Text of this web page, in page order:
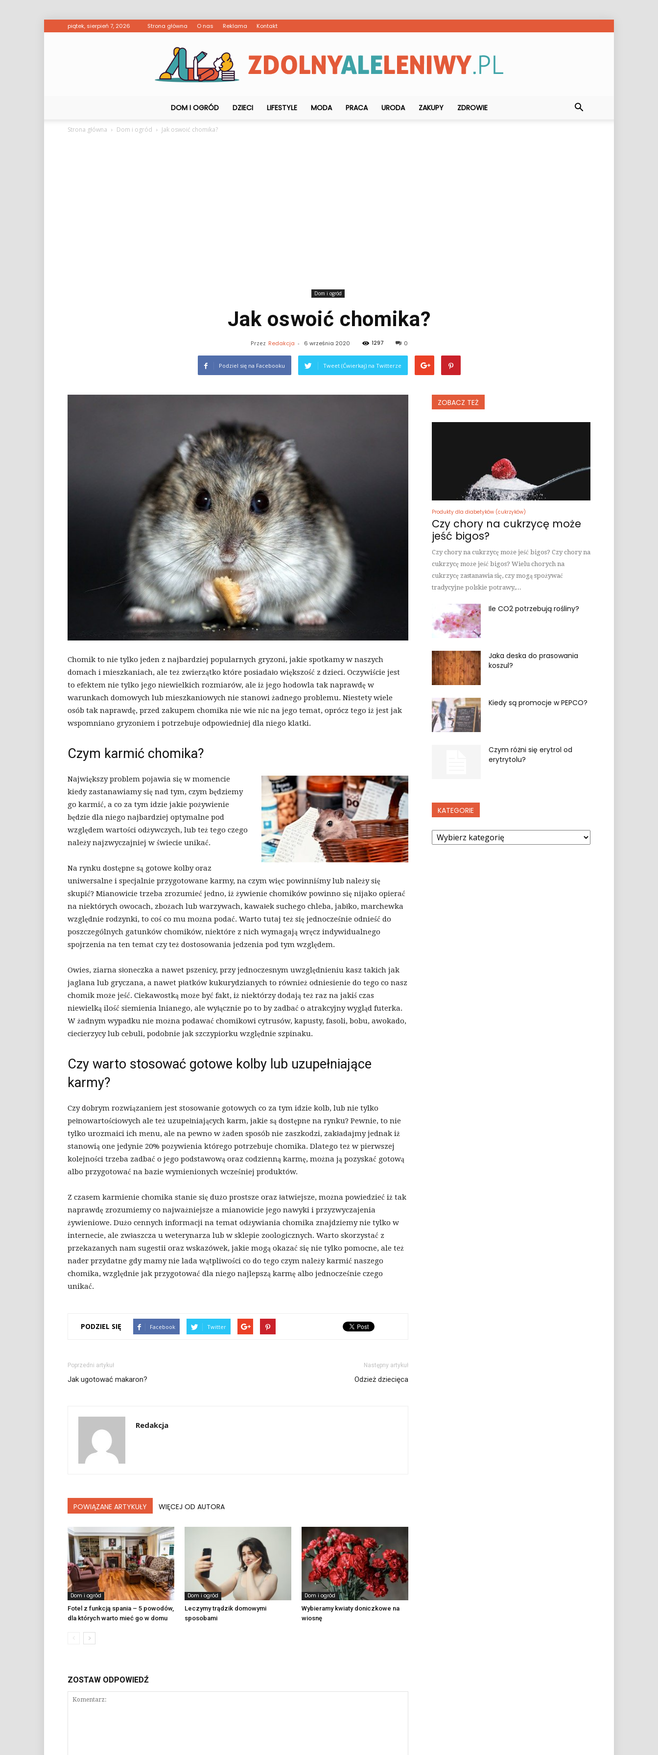
piątek, sierpień 7, 2026 Strona główna O nas Reklama Kontakt
ZdolnyAleLeniwy.pl
DOM I OGRÓD DZIECI LIFESTYLE MODA PRACA URODA ZAKUPY ZDROWIE
Strona główna Dom i ogród Jak oswoić chomika?
Dom i ogród
Jak oswoić chomika?
Przez Redakcja - 6 września 2020 1297 0
Podziel się na Facebooku Tweet (Ćwierkaj) na Twitterze
Chomik to nie tylko jeden z najbardziej popularnych gryzoni, jakie spotkamy w naszych
domach i mieszkaniach, ale też zwierzątko które posiadało większość z dzieci. Oczywiście jest
to efektem nie tylko jego niewielkich rozmiarów, ale iż jego hodowla tak naprawdę w
warunkach domowych lub mieszkaniowych nie stanowi żadnego problemu. Niestety wiele
osób tak naprawdę, przed zakupem chomika nie wie nic na jego temat, oprócz tego iż jest jak
wspomniano gryzoniem i potrzebuje odpowiedniej dla niego klatki.
Czym karmić chomika?
Największy problem pojawia się w momencie
kiedy zastanawiamy się nad tym, czym będziemy
go karmić, a co za tym idzie jakie pożywienie
będzie dla niego najbardziej optymalne pod
względem wartości odżywczych, lub też tego czego
należy najzwyczajniej w świecie unikać.
Na rynku dostępne są gotowe kolby oraz
uniwersalne i specjalnie przygotowane karmy, na czym więc powinniśmy lub należy się
skupić? Mianowicie trzeba zrozumieć jedno, iż żywienie chomików powinno się nijako opierać
na niektórych owocach, zbożach lub warzywach, kawałek suchego chleba, jabłko, marchewka
względnie rodzynki, to coś co mu można podać. Warto tutaj też się jednocześnie odnieść do
poszczególnych gatunków chomików, niektóre z nich wymagają wręcz indywidualnego
spojrzenia na ten temat czy też dostosowania jedzenia pod tym względem.
Owies, ziarna słoneczka a nawet pszenicy, przy jednoczesnym uwzględnieniu kasz takich jak
jaglana lub gryczana, a nawet płatków kukurydzianych to również odniesienie do tego co nasz
chomik może jeść. Ciekawostką może być fakt, iż niektórzy dodają też raz na jakiś czas
niewielką ilość siemienia lnianego, ale wyłącznie po to by zadbać o atrakcyjny wygląd futerka.
W żadnym wypadku nie można podawać chomikowi cytrusów, kapusty, fasoli, bobu, awokado,
ciecierzycy lub cebuli, podobnie jak szczypiorku względnie szpinaku.
Czy warto stosować gotowe kolby lub uzupełniające
karmy?
Czy dobrym rozwiązaniem jest stosowanie gotowych co za tym idzie kolb, lub nie tylko
pełnowartościowych ale też uzupełniających karm, jakie są dostępne na rynku? Pewnie, to nie
tylko urozmaici ich menu, ale na pewno w żaden sposób nie zaszkodzi, zakładajmy jednak iż
stanowią one jedynie 20% pożywienia którego potrzebuje chomika. Dlatego też w pierwszej
kolejności trzeba zadbać o jego podstawową oraz codzienną karmę, można ją pozyskać gotową
albo przygotować na bazie wymienionych wcześniej produktów.
Z czasem karmienie chomika stanie się dużo prostsze oraz łatwiejsze, można powiedzieć iż tak
naprawdę zrozumiemy co najważniejsze a mianowicie jego nawyki i przyzwyczajenia
żywieniowe. Dużo cennych informacji na temat odżywiania chomika znajdziemy nie tylko w
internecie, ale zwłaszcza u weterynarza lub w sklepie zoologicznych. Warto skorzystać z
przekazanych nam sugestii oraz wskazówek, jakie mogą okazać się nie tylko pomocne, ale też
nader przydatne gdy mamy nie lada wątpliwości co do tego czym należy karmić naszego
chomika, względnie jak przygotować dla niego najlepszą karmę albo jednocześnie czego
unikać.
PODZIEL SIĘ Facebook Twitter
Poprzedni artykuł
Jak ugotować makaron?
Następny artykuł
Odzież dziecięca
Redakcja
POWIĄZANE ARTYKUŁY WIĘCEJ OD AUTORA
Dom i ogród
Fotel z funkcją spania – 5 powodów,
dla których warto mieć go w domu
Dom i ogród
Leczymy trądzik domowymi
sposobami
Dom i ogród
Wybieramy kwiaty doniczkowe na
wiosnę
ZOSTAW ODPOWIEDŹ
ZOBACZ TEŻ
Produkty dla diabetyków (cukrzyków)
Czy chory na cukrzycę może
jeść bigos?
Czy chory na cukrzycę może jeść bigos? Czy chory na
cukrzycę może jeść bigos? Wielu chorych na
cukrzycę zastanawia się, czy mogą spożywać
tradycyjne polskie potrawy,...
Ile CO2 potrzebują rośliny?
Jaka deska do prasowania
koszul?
Kiedy są promocje w PEPCO?
Czym różni się erytrol od
erytrytolu?
KATEGORIE
Kategorie